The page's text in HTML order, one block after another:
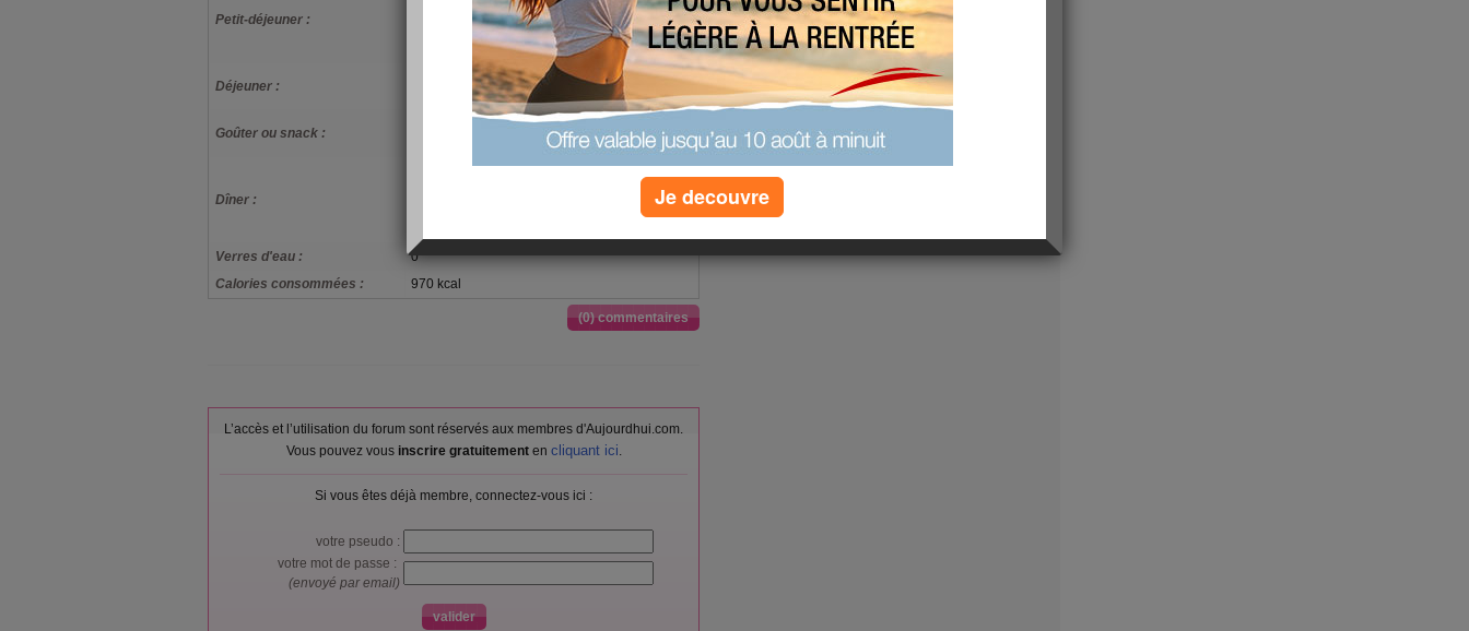
Petit-déjeuner :
déjeuner riches en fibres, enrichies en
vitamines et minéraux, Orange, jus pressé
Déjeuner :
Courgette, pulpe et peau, cuite, Pâtes
alimentaires, cuites, Pain de campagne ou bis
Goûter ou snack :
Compote de pomme, appertisée, Pain de
Dîner :
Tomate, crue, Pain complet, fabrication
appertisée (aliment moyen), Soupe aux
Verres d'eau :
0
Calories consommées :
970 kcal
(0) commentaires
L’accès et l’utilisation du forum sont réservés aux membres d'Aujourdhui.com.
Vous pouvez vous inscrire gratuitementen cliquant ici.
Si vous êtes déjà membre, connectez-vous ici :
votre pseudo :
votre mot de passe :
(envoyé par email)
Je decouvre